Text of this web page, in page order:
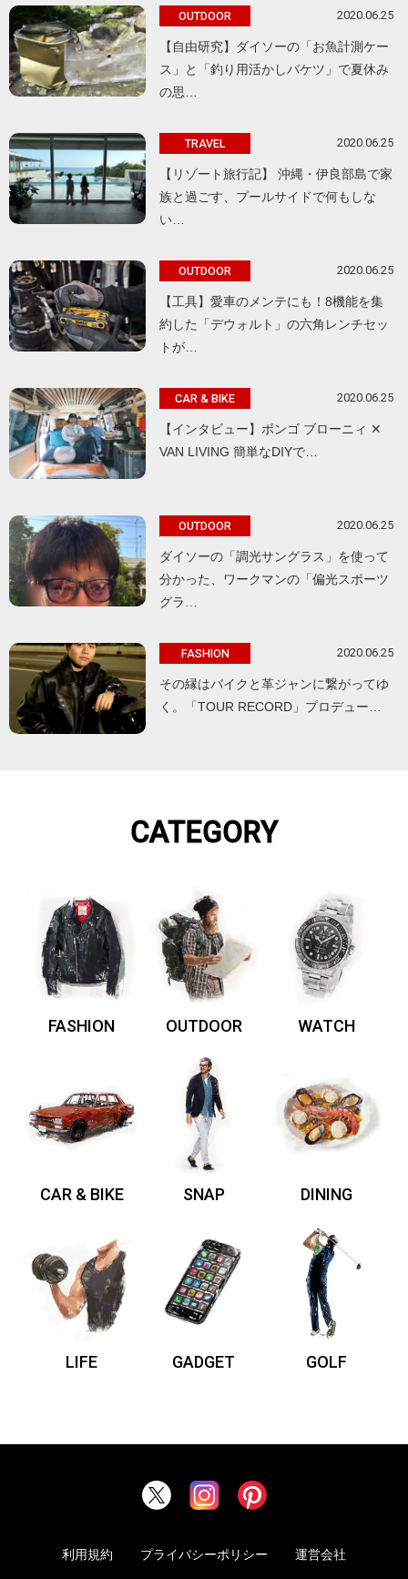
OUTDOOR 2020.06.25
【自由研究】ダイソーの「お魚計測ケー
ス」と「釣り用活かしバケツ」で夏休み
の思…
TRAVEL 2020.06.25
【リゾート旅行記】 沖縄・伊良部島で家
族と過ごす、プールサイドで何もしな
い…
OUTDOOR 2020.06.25
【工具】愛車のメンテにも！8機能を集
約した「デウォルト」の六角レンチセッ
トが…
CAR & BIKE 2020.06.25
【インタビュー】ボンゴ ブローニィ ✕
VAN LIVING 簡単なDIYで…
OUTDOOR 2020.06.25
ダイソーの「調光サングラス」を使って
分かった、ワークマンの「偏光スポーツ
グラ…
FASHION 2020.06.25
その縁はバイクと革ジャンに繋がってゆ
く。「TOUR RECORD」プロデュー…
CATEGORY
FASHION OUTDOOR WATCH
CAR & BIKE SNAP DINING
LIFE GADGET GOLF
利用規約 プライバシーポリシー 運営会社